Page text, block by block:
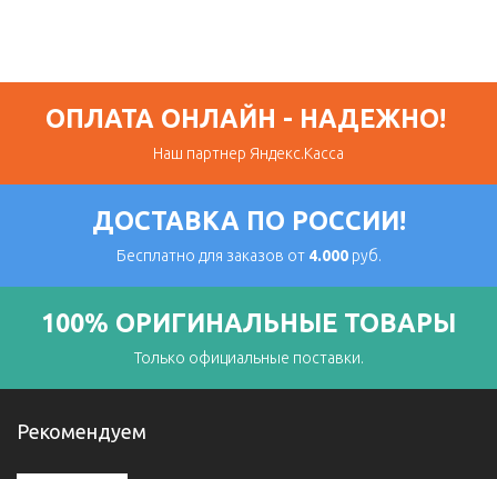
ОПЛАТА ОНЛАЙН - НАДЕЖНО!
Наш партнер Яндекс.Касса
ДОСТАВКА ПО РОССИИ!
Бесплатно для заказов от 4.000руб.
100% ОРИГИНАЛЬНЫЕ ТОВАРЫ
Только официальные поставки.
Рекомендуем